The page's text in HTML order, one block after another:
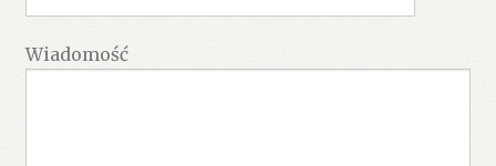
Wiadomość